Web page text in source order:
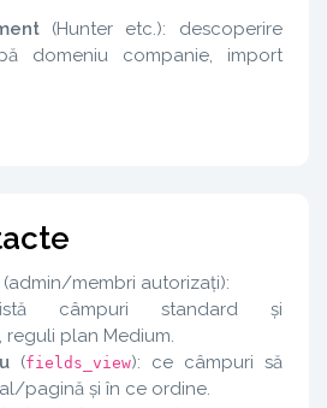
(Hunter etc.): descoperire
domeniu companie, import
membri autorizați):
câmpuri standard și
reguli plan Medium.
(fields_view): ce câmpuri să
pagină și în ce ordine.